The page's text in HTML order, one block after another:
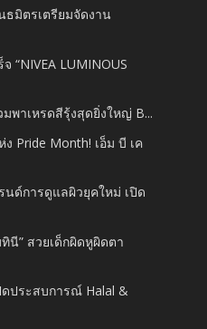
ธมิตรเตรียมจัดงาน
“NIVEA LUMINOUS
มพาเหรดสีรุ้งสุดยิ่งใหญ่ B...
Pride Month! เอ็ม บี เค
นด์การดูแลผิวยุคใหม่ เปิด
นี” สวยเด็กผิดหูผิดตา
ดประสบการณ์ Halal &